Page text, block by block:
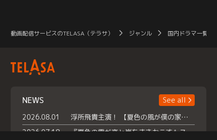
動画配信サービスのTELASA（テラサ） ジャンル 国内ドラマ一覧（
NEWS
See all
2026.08.01
浮所飛貴主演！ 【夏色の風が僕の家にやってきた】 本日よりテラサで独占配信スタート！
2026.07.18
『夏色の雲が恋と嵐をまきおこす』スペシャルメイキング 【Part1】2026年７月18日（土）23時30分～配信スタート！話題のシーンの裏側を大公開！豪華キャスト大集合！ 『武宮家 真夏の家族会議』開催！